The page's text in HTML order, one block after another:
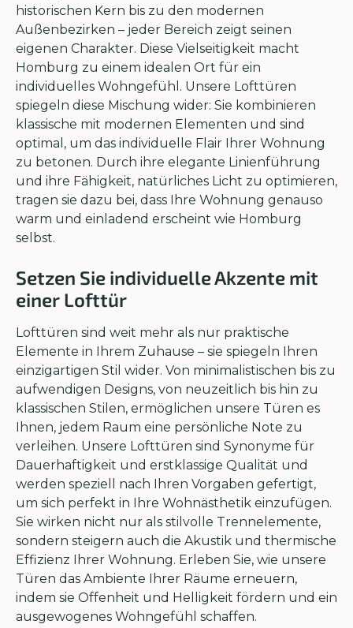
historischen Kern bis zu den modernen
Außenbezirken – jeder Bereich zeigt seinen
eigenen Charakter. Diese Vielseitigkeit macht
Homburg zu einem idealen Ort für ein
individuelles Wohngefühl. Unsere Lofttüren
spiegeln diese Mischung wider: Sie kombinieren
klassische mit modernen Elementen und sind
optimal, um das individuelle Flair Ihrer Wohnung
zu betonen. Durch ihre elegante Linienführung
und ihre Fähigkeit, natürliches Licht zu optimieren,
tragen sie dazu bei, dass Ihre Wohnung genauso
warm und einladend erscheint wie Homburg
selbst.
Setzen Sie individuelle Akzente mit
einer Lofttür
Lofttüren sind weit mehr als nur praktische
Elemente in Ihrem Zuhause – sie spiegeln Ihren
einzigartigen Stil wider. Von minimalistischen bis zu
aufwendigen Designs, von neuzeitlich bis hin zu
klassischen Stilen, ermöglichen unsere Türen es
Ihnen, jedem Raum eine persönliche Note zu
verleihen. Unsere Lofttüren sind Synonyme für
Dauerhaftigkeit und erstklassige Qualität und
werden speziell nach Ihren Vorgaben gefertigt,
um sich perfekt in Ihre Wohnästhetik einzufügen.
Sie wirken nicht nur als stilvolle Trennelemente,
sondern steigern auch die Akustik und thermische
Effizienz Ihrer Wohnung. Erleben Sie, wie unsere
Türen das Ambiente Ihrer Räume erneuern,
indem sie Offenheit und Helligkeit fördern und ein
ausgewogenes Wohngefühl schaffen.